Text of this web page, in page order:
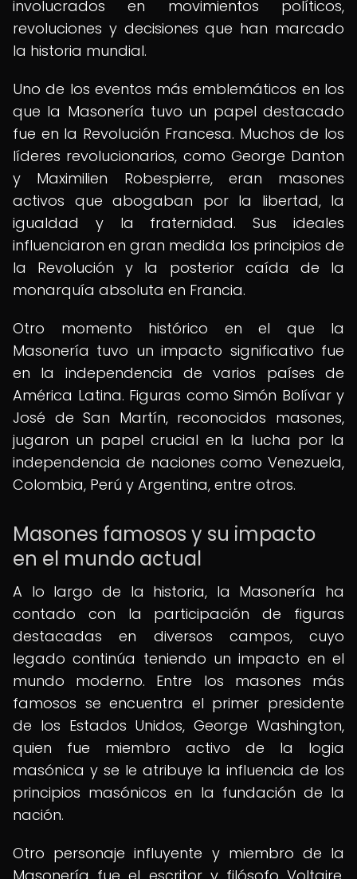
involucrados en movimientos políticos,
revoluciones y decisiones que han marcado
la historia mundial.
Uno de los eventos más emblemáticos en los
que la Masonería tuvo un papel destacado
fue en la Revolución Francesa. Muchos de los
líderes revolucionarios, como George Danton
y Maximilien Robespierre, eran masones
activos que abogaban por la libertad, la
igualdad y la fraternidad. Sus ideales
influenciaron en gran medida los principios de
la Revolución y la posterior caída de la
monarquía absoluta en Francia.
Otro momento histórico en el que la
Masonería tuvo un impacto significativo fue
en la independencia de varios países de
América Latina. Figuras como Simón Bolívar y
José de San Martín, reconocidos masones,
jugaron un papel crucial en la lucha por la
independencia de naciones como Venezuela,
Colombia, Perú y Argentina, entre otros.
Masones famosos y su impacto
en el mundo actual
A lo largo de la historia, la Masonería ha
contado con la participación de figuras
destacadas en diversos campos, cuyo
legado continúa teniendo un impacto en el
mundo moderno. Entre los masones más
famosos se encuentra el primer presidente
de los Estados Unidos, George Washington,
quien fue miembro activo de la logia
masónica y se le atribuye la influencia de los
principios masónicos en la fundación de la
nación.
Otro personaje influyente y miembro de la